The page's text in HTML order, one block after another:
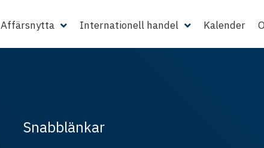
Affärsnytta Internationell handel Kalender
Snabblänkar